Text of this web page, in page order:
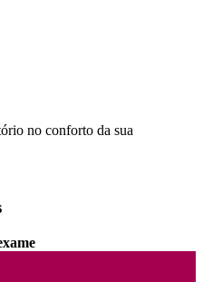
no conforto da sua